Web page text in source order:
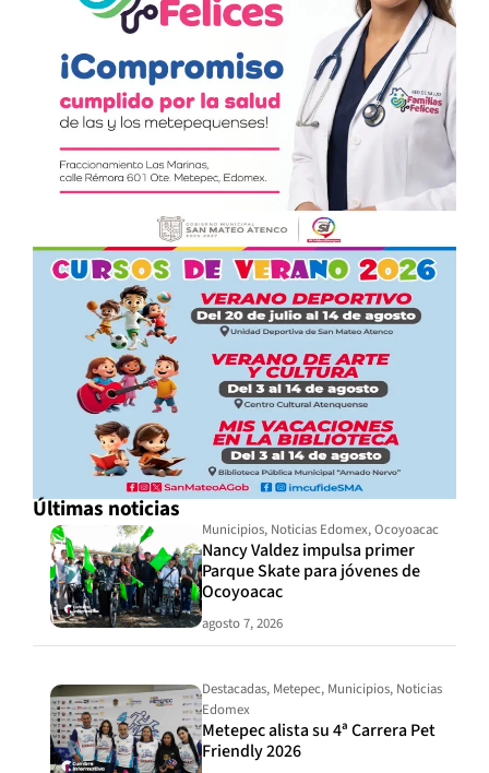
Últimas noticias
Municipios, Noticias Edomex,Ocoyoacac
Nancy Valdez impulsa primer
Parque Skate para jóvenes de
Ocoyoacac
agosto 7, 2026
Destacadas, Metepec, Municipios, Noticias
Edomex
Metepec alista su 4ª Carrera Pet
Friendly 2026